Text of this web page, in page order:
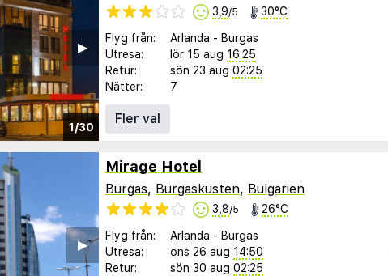
1/30
▶︎
3,9/5 30°C
Flyg från: Arlanda - Burgas
Utresa:
lör 15 aug 16:25
Retur:
sön 23 aug 02:25
Nätter:
7
Fler val
▶︎
Mirage Hotel
Burgas, Burgaskusten, Bulgarien
3,8/5 26°C
Flyg från: Arlanda - Burgas
Utresa:
ons 26 aug 14:50
Retur:
sön 30 aug 02:25